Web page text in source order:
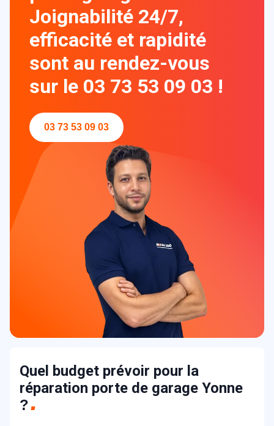
Joignabilité 24/7,
efficacité et rapidité
sont au rendez-vous
sur le 03 73 53 09 03 !
03 73 53 09 03
Quel budget prévoir pour la
réparation porte de garage Yonne
?